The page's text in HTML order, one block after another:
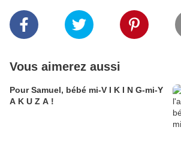
Vous aimerez aussi
Pour Samuel, bébé mi-V I K I N G-mi-Y
A K U Z A !